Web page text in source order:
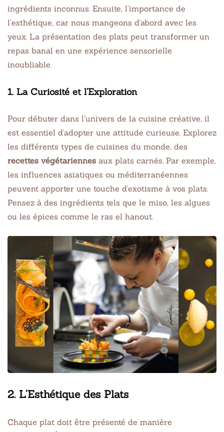
ingrédients inconnus. Ensuite, l’importance de
l’esthétique, car nous mangeons d’abord avec les
yeux. La présentation des plats peut transformer un
repas banal en une expérience sensorielle
inoubliable.
1. La Curiosité et l’Exploration
Pour débuter dans l’univers de la cuisine créative, il
est essentiel d’adopter une attitude curieuse. Explorez
les différents types de cuisines du monde, des
recettes végétariennes aux plats carnés. Par exemple,
les influences asiatiques ou méditerranéennes
peuvent apporter une touche d’exotisme à vos plats.
Pensez à des ingrédients tels que le miso, les algues
ou les épices comme le ras el hanout.
2. L’Esthétique des Plats
Chaque plat doit être présenté de manière